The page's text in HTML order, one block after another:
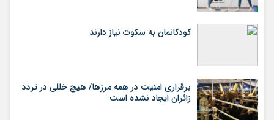
کودکانمان به سکوت نیاز دارند
برقراری امنیت در همه مرزها/ هیچ‌ خللی در تردد
زائران ایجاد نشده است